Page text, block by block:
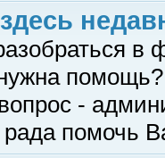
в
помощь?
-
помочь